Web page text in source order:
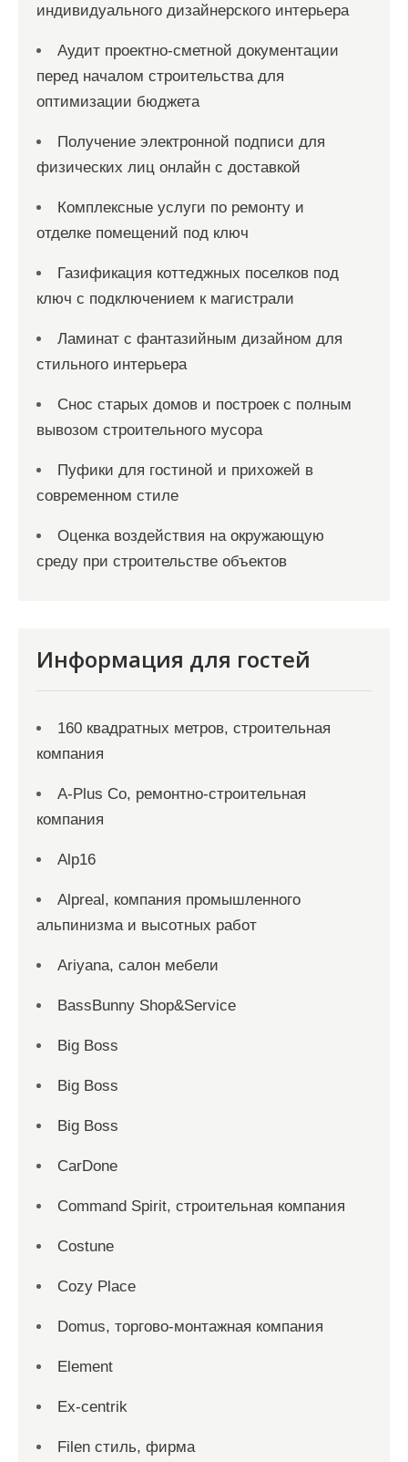
индивидуального дизайнерского интерьера
Аудит проектно-сметной документации
перед началом строительства для
оптимизации бюджета
Получение электронной подписи для
физических лиц онлайн с доставкой
Комплексные услуги по ремонту и
отделке помещений под ключ
Газификация коттеджных поселков под
ключ с подключением к магистрали
Ламинат с фантазийным дизайном для
стильного интерьера
Снос старых домов и построек с полным
вывозом строительного мусора
Пуфики для гостиной и прихожей в
современном стиле
Оценка воздействия на окружающую
среду при строительстве объектов
Информация для гостей
160 квадратных метров, строительная
компания
A-Plus Co, ремонтно-строительная
компания
Alp16
Alpreal, компания промышленного
альпинизма и высотных работ
Ariyana, салон мебели
BassBunny Shop&Service
Big Boss
Big Boss
Big Boss
CarDone
Command Spirit, строительная компания
Costune
Cozy Place
Domus, торгово-монтажная компания
Element
Ex-centrik
Filen стиль, фирма